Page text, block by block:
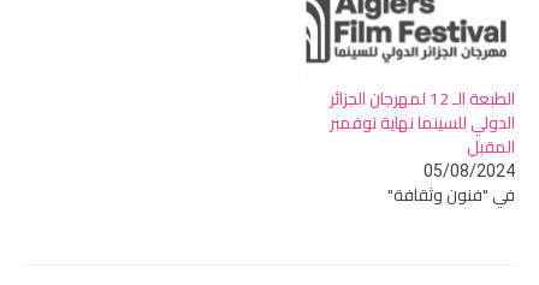
الطبعة الـ 12 لمهرجان الجزائر
الدولي للسينما نهاية نوفمبر
المقبل
05/08/2024
في "فنون وثقافة"